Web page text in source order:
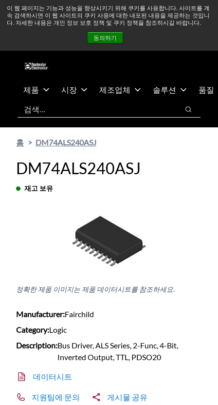
이 웹 페이지는 기능과 성능을 향상시키기 위해 쿠키를 사용합니다. 사이트를 계
속 검색하시면 이 웹 사이트의 쿠키 사용에 대한 내포된 내용을 제공하는 것입니
다. 자세한 내용은 개인 정보 보호 정책 및 쿠키 정책을 참조하시길 바랍니다.
동의하기
츠
건
중동 지역 상황을 지속적으로 주시하고 있으며, 모든 서비스는
정상적으로 운영되고 있습니다. 더 읽어보기 →
뉴스
문의하기
제품 시장 제조업체 솔루션
품질
검색
검색
홈 DM74ALS240ASJ
DM74ALS240ASJ
재고 보유
정확한 제품 이미지는 제품 데이터시트를 참조하세요.
Manufacturer:Fairchild
Category:Logic
Description:Bus Driver, ALS Series, 2-Func, 4-Bit,
Inverted Output, TTL, PDSO20
데이터시트
지원팀에 문의 게시물 공유